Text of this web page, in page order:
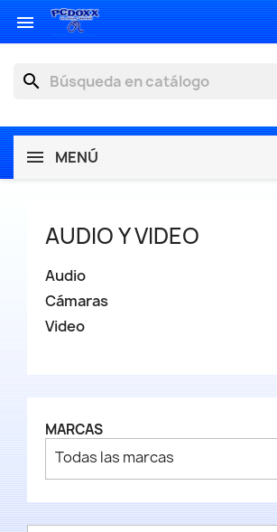

search
MENÚ
AUDIO Y VIDEO
Audio
Cámaras
Video
MARCAS
Todas las marcas